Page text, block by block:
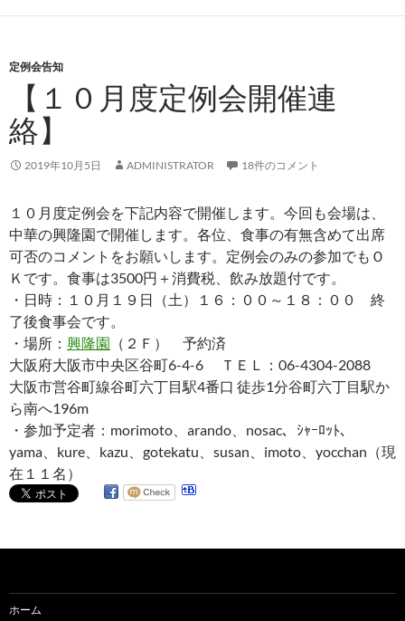
定例会告知
【１０月度定例会開催連
絡】
2019年10月5日 ADMINISTRATOR 18件のコメント
１０月度定例会を下記内容で開催します。今回も会場は、
中華の興隆園で開催します。各位、食事の有無含めて出席
可否のコメントをお願いします。定例会のみの参加でもＯ
Ｋです。食事は3500円＋消費税、飲み放題付です。
・日時：１０月１９日（土）１６：００～１８：００ 終
了後食事会です。
・場所： 興隆園 （２Ｆ） 予約済
大阪府大阪市中央区谷町6-4-6 ＴＥＬ：06-4304-2088
大阪市営谷町線谷町六丁目駅4番口 徒歩1分谷町六丁目駅か
ら南へ196m
・参加予定者：morimoto、arando、nosac、ｼｬｰﾛｯﾄ、
yama、kure、kazu、gotekatu、susan、imoto、yocchan（現
在１１名）
ホーム